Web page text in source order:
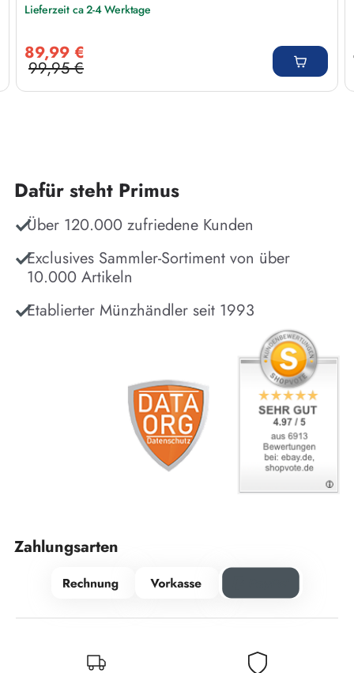
Lieferzeit ca 2-4 Werktage
89,99 €
Regulärer Preis:
99,95 €
Dafür steht Primus
Über 120.000 zufriedene Kunden
Exclusives Sammler-Sortiment von über
10.000 Artikeln
Etablierter Münzhändler seit 1993
Zahlungsarten